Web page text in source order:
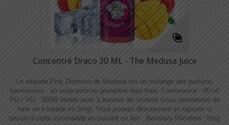
Concentré Draco 30 ML - The Medusa Juice
Le eliquide Pink Diamond de Medusa est un mélange des parfums
harmonieux : un sirop pomme grenadine bien frais. Contenance : 60 ml
PG / VG : 50/50 Vendu avec 1 booster de nicotine (vous permettant de
faire un e-liquide en 3mg). Vous pouvez directement en rajouter si
besoin à cette commande en suivant ce lien : Boosters !​​ Nicotine : 0mg